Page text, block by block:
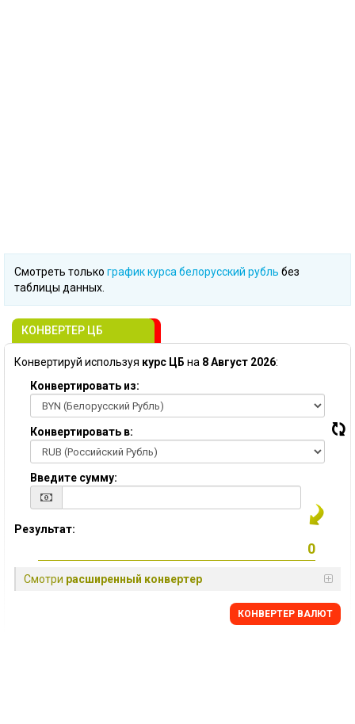
Смотреть только график курса белорусский рубль без
таблицы данных.
КОНВЕРТЕР ЦБ
Конвертируй используя курс ЦБ на 8 Август 2026:
Конвертировать из:
Конвертировать в:
Введите сумму:
Результат:
Смотри расширенный конвертер
КОНВЕРТЕР ВАЛЮТ